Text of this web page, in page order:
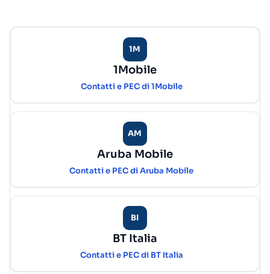
1M
1Mobile
Contatti e PEC di 1Mobile
AM
Aruba Mobile
Contatti e PEC di Aruba Mobile
BI
BT Italia
Contatti e PEC di BT Italia